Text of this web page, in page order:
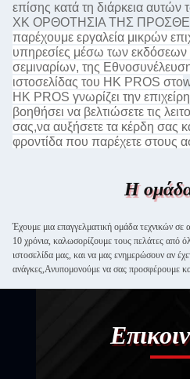
επίσης κατά τη διάρκεια αυτών
ΧΚ ΟΡΘΟΤΗΣΙΑ ΤΗΣ
παρέχουμε εργαλεία μικρών
υπηρεσίες μέσω των εκδόσεων
σεμιναρίων, της
ιστοσελίδας του HK PROS στο
HK PROS γνωρίζει την
βοηθήσει να βελτιώσετε τις
σας,να αυξήσετε τα κέρδη σας
φροντίδα που παρέχετε στους
Η
Έχουμε μια επαγγελματική ομάδα τεχνικών σε
10 χρόνια, καλωσορίζουμε τους πελάτες από
ιστοσελίδα μας, και να μας ενημερώσουν αν
ανάγκες,Ανυπομονούμε να σας προσφέρουμε